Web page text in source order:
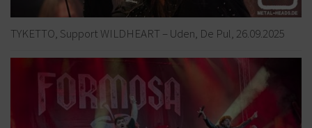
TYKETTO, Support WILDHEART – Uden, De Pul, 26.09.2025